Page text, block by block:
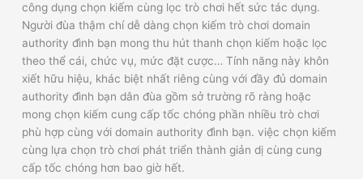
công dụng chọn kiếm cùng lọc trò chơi hết sức tác dụng.
Người đùa thậm chí dễ dàng chọn kiếm trò chơi domain
authority đình bạn mong thu hút thanh chọn kiếm hoặc lọc
theo thể cái, chức vụ, mức đặt cược… Tính năng này khôn
xiết hữu hiệu, khác biệt nhất riêng cùng với đầy đủ domain
authority đình bạn dân đùa gồm sở trường rõ ràng hoặc
mong chọn kiếm cung cấp tốc chóng phần nhiều trò chơi
phù hợp cùng với domain authority đình bạn. việc chọn kiếm
cùng lựa chọn trò chơi phát triển thành giản dị cùng cung
cấp tốc chóng hơn bao giờ hết.